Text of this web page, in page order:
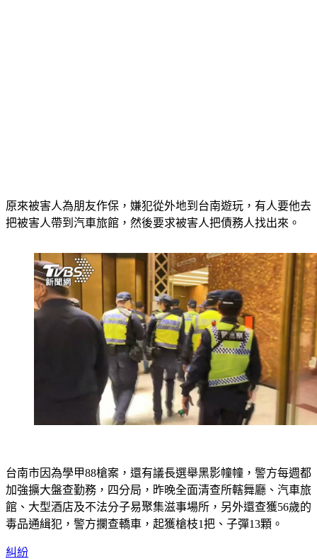
原來被害人為朋友作保，嫌犯從外地到台南遊玩，有人要他去
把被害人帶到汽車旅館，然後要求被害人把債務人找出來。
台南市因為學甲88槍案，還有議長選舉黑影幢幢，警方每週都
加強擴大盤查勤務，四分局，昨晚全面清查所轄舞廳、汽車旅
館、大型酒店及不法分子易聚集滋事場所，另外還查獲56歲的
毒品通緝犯，警方攔查轎車，起獲槍枝1把、子彈13顆。
糾紛